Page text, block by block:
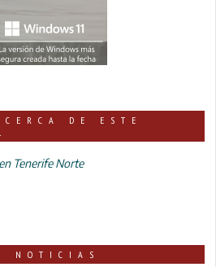
DE ESTE
Tenerife Norte
NOTICIAS